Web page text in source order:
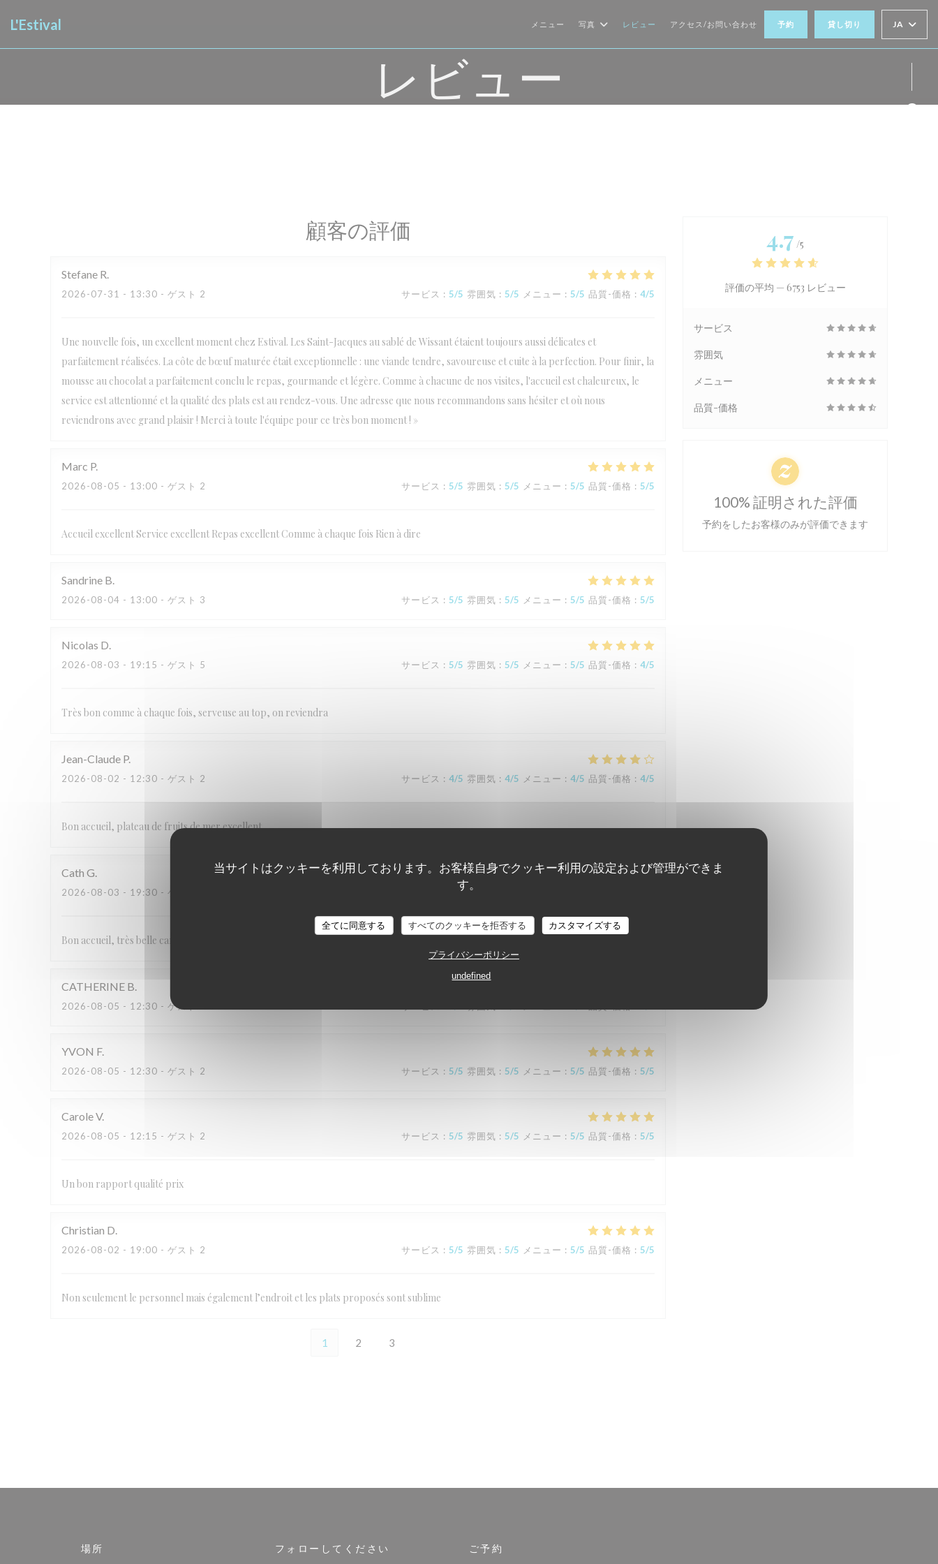
当サイトはクッキーを利用しております。お客様自身でクッキー利用の設定および管理ができま
す。
全てに同意する すべてのクッキーを拒否する カスタマイズする
プライバシーポリシー
undefined
L'Estival メニュー 写真 レビュー アクセス/お問い合わせ 予約 貸し切り JA
レビュー
顧客の評価
Stefane R
2026-07-31 - 13:30 - ゲスト 2 サービス : 5/5 雰囲気 : 5/5 メニュー : 5/5 品質-価格 : 4/5
Une nouvelle fois, un excellent moment chez Estival. Les Saint-Jacques au sablé de Wissant étaient toujours aussi délicates et
parfaitement réalisées. La côte de bœuf maturée était exceptionnelle : une viande tendre, savoureuse et cuite à la perfection. Pour finir, la
mousse au chocolat a parfaitement conclu le repas, gourmande et légère. Comme à chacune de nos visites, l'accueil est chaleureux, le
service est attentionné et la qualité des plats est au rendez-vous. Une adresse que nous recommandons sans hésiter et où nous
reviendrons avec grand plaisir ! Merci à toute l'équipe pour ce très bon moment ! »
Marc P
2026-08-05 - 13:00 - ゲスト 2 サービス : 5/5 雰囲気 : 5/5 メニュー : 5/5 品質-価格 : 5/5
Accueil excellent Service excellent Repas excellent Comme à chaque fois Rien à dire
Sandrine B
2026-08-04 - 13:00 - ゲスト 3 サービス : 5/5 雰囲気 : 5/5 メニュー : 5/5 品質-価格 : 5/5
Nicolas D
2026-08-03 - 19:15 - ゲスト 5 サービス : 5/5 雰囲気 : 5/5 メニュー : 5/5 品質-価格 : 4/5
Très bon comme à chaque fois, serveuse au top, on reviendra
Jean-Claude P
2026-08-02 - 12:30 - ゲスト 2 サービス : 4/5 雰囲気 : 4/5 メニュー : 4/5 品質-価格 : 4/5
Bon accueil, plateau de fruits de mer excellent.
Cath G
2026-08-03 - 19:30 - ゲスト 2 /5 雰囲気
Bon accueil, très belle carte et magnifique endroit avec une très belle vue. Merci pour ce beau moment 💕
CATHERINE B
2026-08-05 - 12:30 - ゲスト 2
YVON F
2026-08-05 - 12:30 - ゲスト 2 サービス : 5/5 雰囲気 : 5/5 メニュー : 5/5 品質-価格 : 5/5
CaroleV
2026-08-05 - 12:15 - ゲスト 2 サービス : 5/5 雰囲気 : 5/5 メニュー : 5/5 品質-価格 : 5/5
Un bon rapport qualité prix
Christian D
2026-08-02 - 19:00 - ゲスト 2 サービス : 5/5 雰囲気 : 5/5 メニュー : 5/5 品質-価格 : 5/5
Non seulement le personnel mais également l’endroit et les plats proposés sont sublime
1 2 3
4.7 /5
評価の平均 — 6753 レビュー
サービス
雰囲気
メニュー
品質-価格
100% 証明された評価
予約をしたお客様のみが評価できます
場所 フォローしてください ご予約
L'Estival